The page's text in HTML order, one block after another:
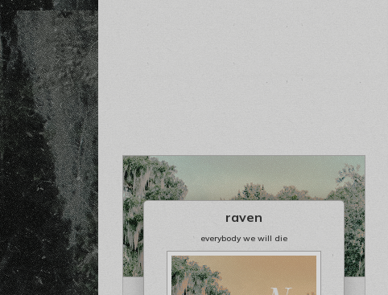
raven
everybody we will die